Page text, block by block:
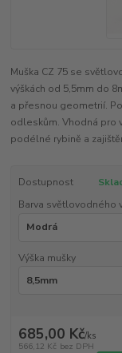
Muška CZ 75 se
výškách od 5,5mm do
a přesnou geometrií.
odleskům. Vhodná pro
podélné rybině a
Dostupnost
Barva světlovodného
Výška mušky
685,00 Kč/ks
566,12 Kč bez DPH